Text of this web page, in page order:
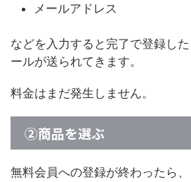
メールアドレス
などを入力すると完了で登録し
ールが送られてきます。
料金はまだ発生しません。
②商品を選ぶ
無料会員への登録が終わったら